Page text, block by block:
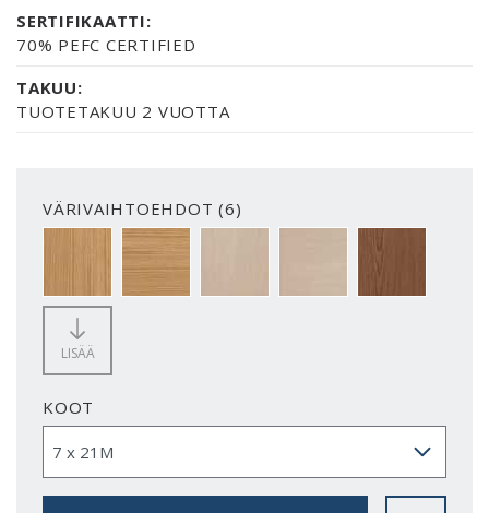
SERTIFIKAATTI:
70% PEFC CERTIFIED
TAKUU:
TUOTETAKUU 2 VUOTTA
VÄRIVAIHTOEHDOT (6)
OAK_HOR
LISÄÄ
KOOT